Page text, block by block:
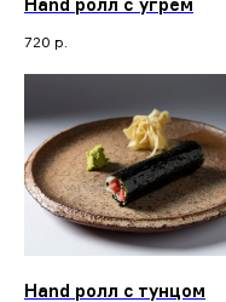
720 р.
Hand ролл с тунцом